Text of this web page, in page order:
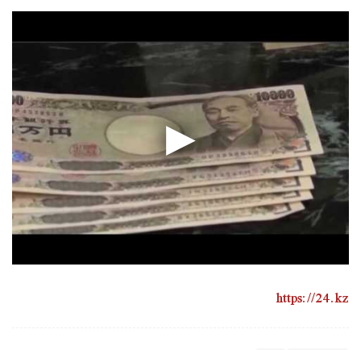
https://24.kz